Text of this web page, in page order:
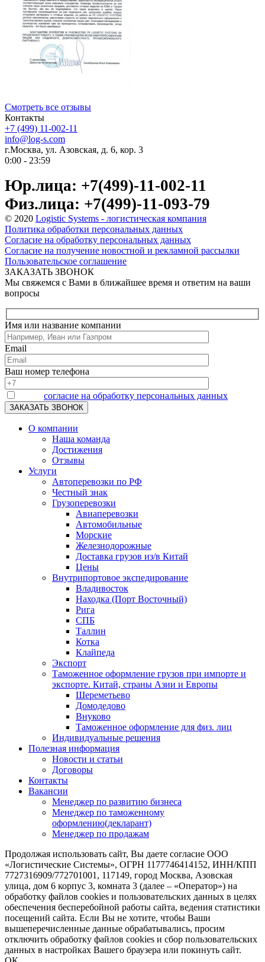
Смотреть все отзывы
Контакты
+7 (499) 11-002-11
info@log-s.com
г.Москва, ул. Азовская, д. 6, кор. 3
0:00 - 23:59
Юр.лица: +7(499)-11-002-11
Физ.лица: +7(499)-11-093-79
© 2020 Logistic Systems - логистическая компания
Политика обработки персональных данных
Согласие на обработку персональных данных
Согласие на получение новостной и рекламной рассылки
Пользовательское соглашение
ЗАКАЗАТЬ ЗВОНОК
Мы свяжемся с Вами в ближайшее время и ответим на ваши
вопросы
Имя или название компании
Email
Ваш номер телефона
согласие на обработку персональных данных
О компании
Наша команда
Достижения
Отзывы
Услуги
Автоперевозки по РФ
Честный знак
Грузоперевозки
Авиаперевозки
Автомобильные
Морские
Железнодорожные
Доставка грузов из/в Китай
Цены
Внутрипортовое экспедирование
Владивосток
Находка (Порт Восточный)
Рига
СПБ
Таллин
Котка
Клайпеда
Экспорт
Таможенное оформление грузов при импорте и
экспорте. Китай, страны Азии и Европы
Шереметьево
Домодедово
Внуково
Таможенное оформление для физ. лиц
Индивидуальные решения
Полезная информация
Новости и статьи
Договоры
Контакты
Вакансии
Менеджер по развитию бизнеса
Менеджер по таможенному
оформлению(декларант)
Менеджер по продажам
Продолжая использовать сайт, Вы даете согласие ООО
«Логистические Системы», ОГРН 1177746414152, ИНН/КПП
7727316909/772701001, 117149, город Москва, Азовская
улица, дом 6 корпус 3, комната 3 (далее – «Оператор») на
обработку файлов cookies и пользовательских данных в целях
обеспечения бесперебойной работы сайта, ведения статистики
посещений сайта. Если Вы не хотите, чтобы Ваши
вышеперечисленные данные обрабатывались, просим
отключить обработку файлов cookies и сбор пользовательских
данных в настройках Вашего браузера или покинуть сайт.